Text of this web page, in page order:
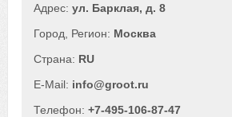
ул. Барклая, д. 8
Москва
RU
info@groot.ru
+7-495-106-87-47